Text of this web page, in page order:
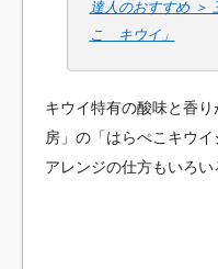
達人のおすすめ ＞
こ キウイ」
キウイ特有の酸味と香
房」の「はらぺこキウ
アレンジの仕方もいろい